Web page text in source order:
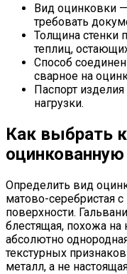
Вид оцинковки —
требовать
Толщина стенки
теплиц,
Способ
сварное на
Паспорт
нагрузки.
Как выбрать
оцинкованную
Определить вид
матово-серебристая с
поверхности.
блестящая, похожа на
абсолютно
текстурных
металл, а не